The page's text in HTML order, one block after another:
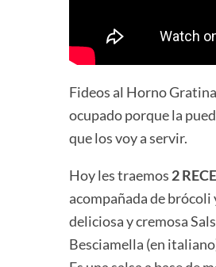
Fideos al Horno
ocupado porque la
que los voy a servir.
Hoy les traemos 2
acompañada de
deliciosa y cremosa
Besciamella (en